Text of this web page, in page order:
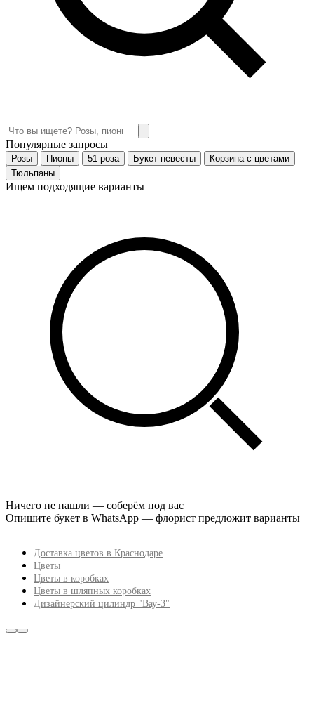
Популярные запросы
Розы Пионы 51 роза Букет невесты
Корзина с цветами
Тюльпаны
Ищем подходящие варианты
Ничего не нашли — соберём под вас
Опишите букет в WhatsApp — флорист предложит варианты
Доставка цветов в Краснодаре
Цветы
Цветы в коробках
Цветы в шляпных коробках
Дизайнерский цилиндр "Вау-3"